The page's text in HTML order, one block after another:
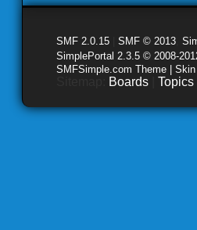
SMF 2.0.15 SMF © 2013
SimplePortal 2.3.5 © 2008-
SMFSimple.com Theme |
Boards Topics